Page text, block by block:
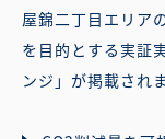
屋錦二丁目エリア
を目的とする実証
ンジ」が掲載され